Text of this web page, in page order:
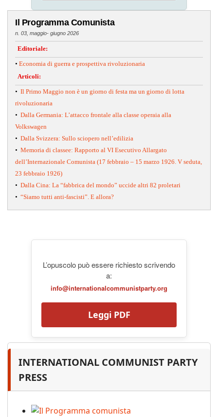
Il Programma Comunista
n. 03, maggio- giugno 2026
Editoriale:
• Economia di guerra e prospettiva rivoluzionaria
Articoli:
• Il Primo Maggio non è un giorno di festa ma un giorno di lotta
rivoluzionaria
• Dalla Germania: L’attacco frontale alla classe operaia alla
Volkswagen
• Dalla Svizzera: Sullo sciopero nell’edilizia
• Memoria di classee: Rapporto al VI Esecutivo Allargato
dell’Internazionale Comunista (17 febbraio – 15 marzo 1926. V seduta,
23 febbraio 1926)
• Dalla Cina: La “fabbrica del mondo” uccide altri 82 proletari
• “Siamo tutti anti-fascisti”. E allora?
L’opuscolo può essere richiesto scrivendo
a:
info@internationalcommunistparty.org
Leggi PDF
INTERNATIONAL COMMUNIST PARTY
PRESS